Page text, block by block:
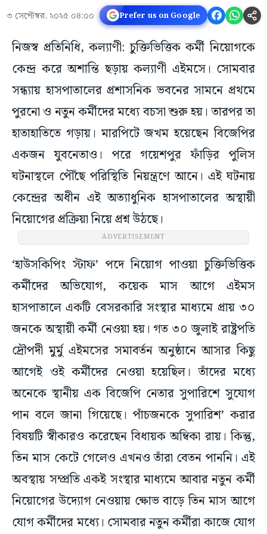
৩ সেপ্টেম্বর, ২০২৫ ০৪:০০ Prefer us on Google
নিজস্ব প্রতিনিধি, কল্যাণী: চুক্তিভিত্তিক কর্মী নিয়োগকে
কেন্দ্র করে অশান্তি ছড়ায় কল্যাণী এইমসে। সোমবার
সন্ধ্যায় হাসপাতালের প্রশাসনিক ভবনের সামনে প্রথমে
পুরনো ও নতুন কর্মীদের মধ্যে বচসা শুরু হয়। তারপর তা
হাতাহাতিতে গড়ায়। মারপিটে জখম হয়েছেন বিজেপির
একজন যুবনেতাও। পরে গয়েশপুর ফাঁড়ির পুলিস
ঘটনাস্থলে পৌঁছে পরিস্থিতি নিয়ন্ত্রণে আনে। এই ঘটনায়
কেন্দ্রের অধীন এই অত্যাধুনিক হাসপাতালের অস্থায়ী
নিয়োগের প্রক্রিয়া নিয়ে প্রশ্ন উঠছে।
ADVERTISEMENT
‘হাউসকিপিং স্টাফ’ পদে নিয়োগ পাওয়া চুক্তিভিত্তিক
কর্মীদের অভিযোগ, কয়েক মাস আগে এইমস
হাসপাতালে একটি বেসরকারি সংস্থার মাধ্যমে প্রায় ৩০
জনকে অস্থায়ী কর্মী নেওয়া হয়। গত ৩০ জুলাই রাষ্ট্রপতি
দ্রৌপদী মুর্মু এইমসের সমাবর্তন অনুষ্ঠানে আসার কিছু
আগেই ওই কর্মীদের নেওয়া হয়েছিল। তাঁদের মধ্যে
অনেকে স্থানীয় এক বিজেপি নেতার সুপারিশে সুযোগ
পান বলে জানা গিয়েছে। পাঁচজনকে সুপারিশ’ করার
বিষয়টি স্বীকারও করেছেন বিধায়ক অম্বিকা রায়। কিন্তু,
তিন মাস কেটে গেলেও এখনও তাঁরা বেতন পাননি। এই
অবস্থায় সম্প্রতি একই সংস্থার মাধ্যমে আবার নতুন কর্মী
নিয়োগের উদ্যোগ নেওয়ায় ক্ষোভ বাড়ে তিন মাস আগে
যোগ কর্মীদের মধ্যে। সোমবার নতুন কর্মীরা কাজে যোগ